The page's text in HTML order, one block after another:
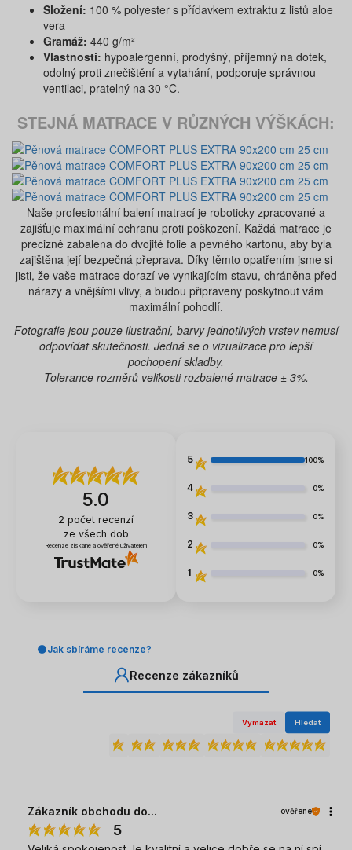
Složení: 100 % polyester s přídavkem extraktu z listů aloe
vera
Gramáž: 440 g/m²
Vlastnosti: hypoalergenní, prodyšný, příjemný na dotek,
odolný proti znečištění a vytahání, podporuje správnou
ventilaci, pratelný na 30 °C.
STEJNÁ MATRACE V RŮZNÝCH VÝŠKÁCH:
Naše profesionální balení matrací je roboticky zpracované a
zajišťuje maximální ochranu proti poškození. Každá matrace je
precizně zabalena do dvojité folie a pevného kartonu, aby byla
zajištěna její bezpečná přeprava. Díky těmto opatřením jsme si
jisti, že vaše matrace dorazí ve vynikajícím stavu, chráněna před
nárazy a vnějšími vlivy, a budou připraveny poskytnout vám
maximální pohodlí.
Fotografie jsou pouze ilustrační, barvy jednotlivých vrstev nemusí
odpovídat skutečnosti. Jedná se o vizualizace pro lepší
pochopení skladby.
Tolerance rozměrů velikosti rozbalené matrace ± 3%.
5.0
2 počet recenzí
ze všech dob
Recenze získané a ověřené uživatelem
5 100%
4 0%
3 0%
2 0%
1 0%
Jak sbíráme recenze?
Recenze zákazníků
Vymazat Hledat
Zákazník obchodu do... ověřené
5